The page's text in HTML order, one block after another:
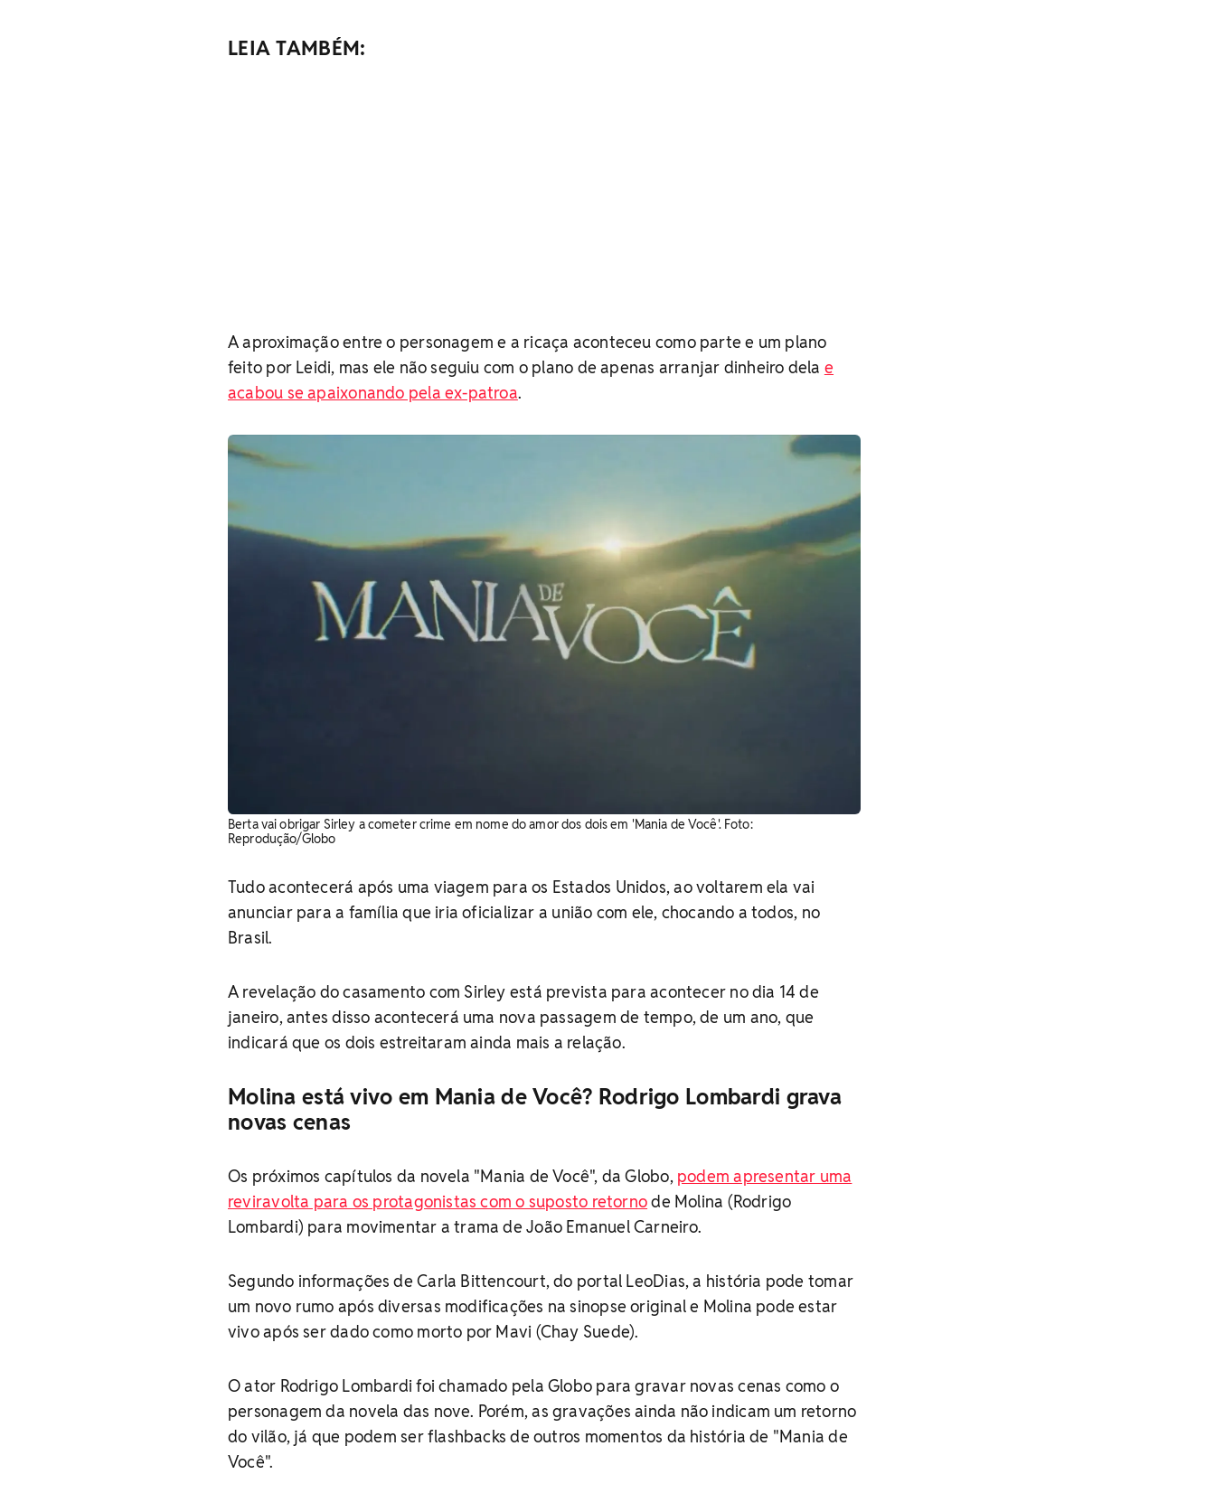
LEIA TAMBÉM:
A aproximação entre o personagem e a ricaça aconteceu como parte e um plano
feito por Leidi, mas ele não seguiu com o plano de apenas arranjar dinheiro dela e
acabou se apaixonando pela ex-patroa.
Berta vai obrigar Sirley a cometer crime em nome do amor dos dois em 'Mania de Você'. Foto:
Reprodução/Globo
Tudo acontecerá após uma viagem para os Estados Unidos, ao voltarem ela vai
anunciar para a família que iria oficializar a união com ele, chocando a todos, no
Brasil.
A revelação do casamento com Sirley está prevista para acontecer no dia 14 de
janeiro, antes disso acontecerá uma nova passagem de tempo, de um ano, que
indicará que os dois estreitaram ainda mais a relação.
Molina está vivo em Mania de Você? Rodrigo Lombardi grava
novas cenas
Os próximos capítulos da novela "Mania de Você", da Globo, podem apresentar uma
reviravolta para os protagonistas com o suposto retornode Molina (Rodrigo
Lombardi) para movimentar a trama de João Emanuel Carneiro.
Segundo informações de Carla Bittencourt, do portal LeoDias, a história pode tomar
um novo rumo após diversas modificações na sinopse original e Molina pode estar
vivo após ser dado como morto por Mavi (Chay Suede).
O ator Rodrigo Lombardi foi chamado pela Globo para gravar novas cenas como o
personagem da novela das nove. Porém, as gravações ainda não indicam um retorno
do vilão, já que podem ser flashbacks de outros momentos da história de "Mania de
Você".